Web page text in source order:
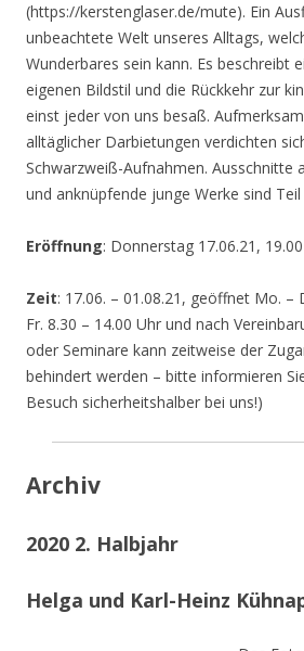
(https://kerstenglaser.de/mute). Ein
unbeachtete Welt unseres Alltags,
Wunderbares sein kann. Es beschreibt
eigenen Bildstil und die Rückkehr zur
einst jeder von uns besaß.
alltäglicher Darbietungen verdichten
Schwarzweiß-Aufnahmen. Ausschnitte
und anknüpfende junge Werke sind
Eröffnung: Donnerstag 17.06.21,
Zeit: 17.06. – 01.08.21, geöffnet Mo. –
Fr. 8.30 – 14.00 Uhr und nach
oder Seminare kann zeitweise der
behindert werden – bitte informieren
Besuch sicherheitshalber bei uns!)
Archiv
2020 2. Halbjahr
Helga und Karl-Heinz